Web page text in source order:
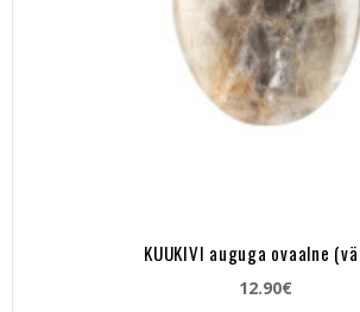
KUUKIVI auguga ovaalne
12.90€